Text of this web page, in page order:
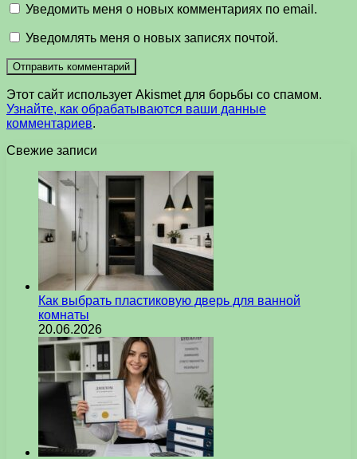
Уведомить меня о новых комментариях по email.
Уведомлять меня о новых записях почтой.
Этот сайт использует Akismet для борьбы со спамом.
Узнайте, как обрабатываются ваши данные
комментариев.
Свежие записи
Как выбрать пластиковую дверь для ванной
комнаты
20.06.2026